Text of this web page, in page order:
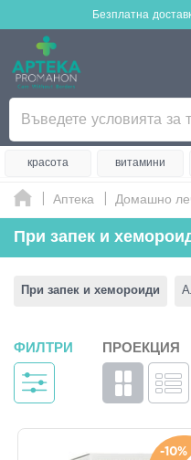
Безплатна
красота витамини
Аптека Домашно
При запек и
При запек и хемороиди
ФИЛТРИ ПРОЕКЦИЯ
-10%